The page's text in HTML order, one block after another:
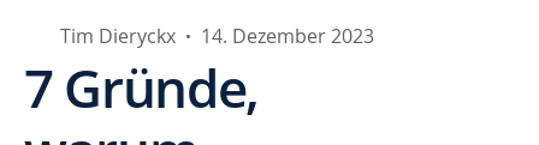
7 Gründe,
14. Dezember 2023
Tim Dieryckx •